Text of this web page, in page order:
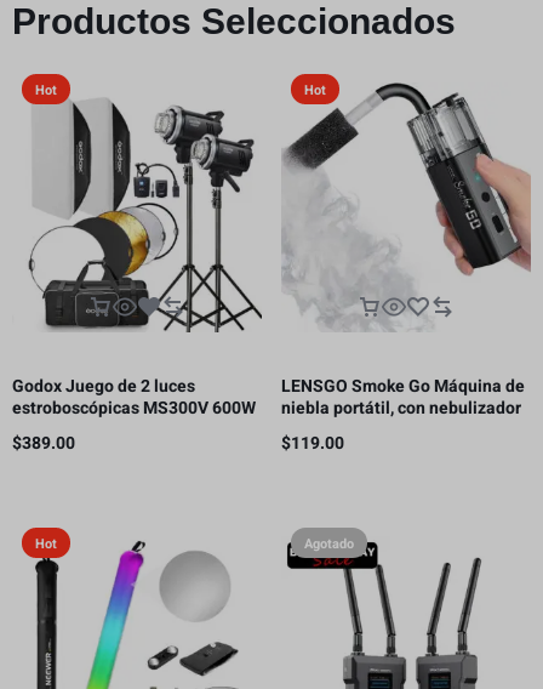
Productos Seleccionados
Hot
Godox Juego de 2 luces
estroboscópicas MS300V 600W
para estudio
$389.00
Hot
LENSGO Smoke Go Máquina de
niebla portátil, con nebulizador
de control remoto para
fotografía
$119.00
Hot Agotado